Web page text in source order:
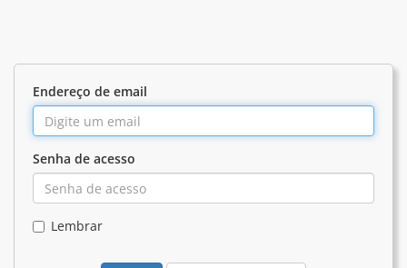
Endereço de email
Senha de acesso
Lembrar